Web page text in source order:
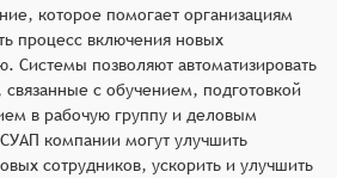
которое помогает организациям
процесс включения новых
Системы позволяют автоматизировать
с обучением, подготовкой
в рабочую группу и деловым
компании могут улучшить
сотрудников, ускорить и улучшить